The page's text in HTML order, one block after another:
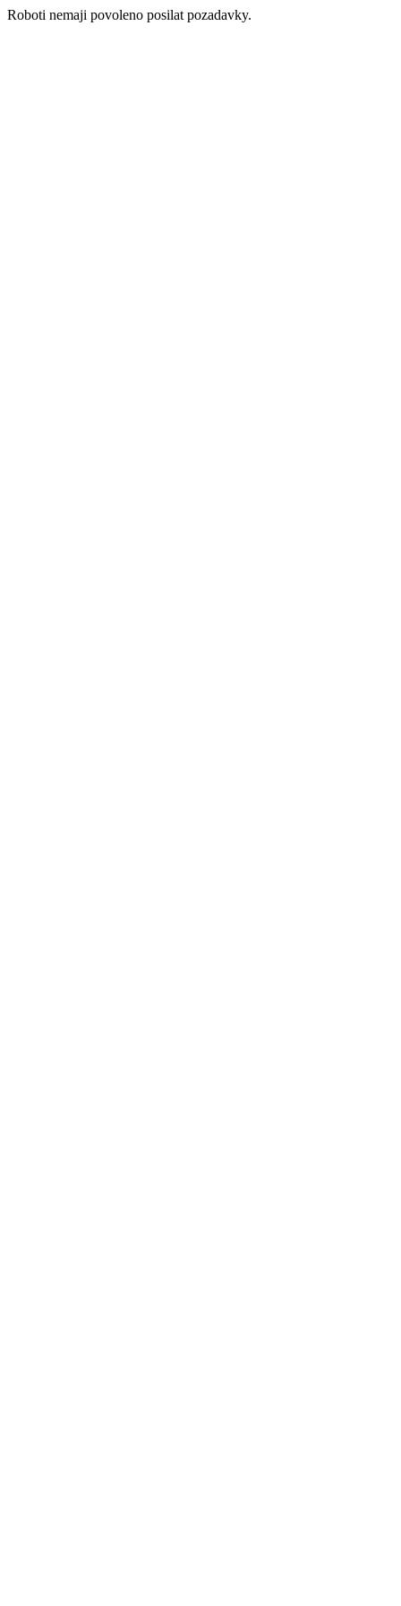
Roboti nemaji povoleno posilat pozadavky.